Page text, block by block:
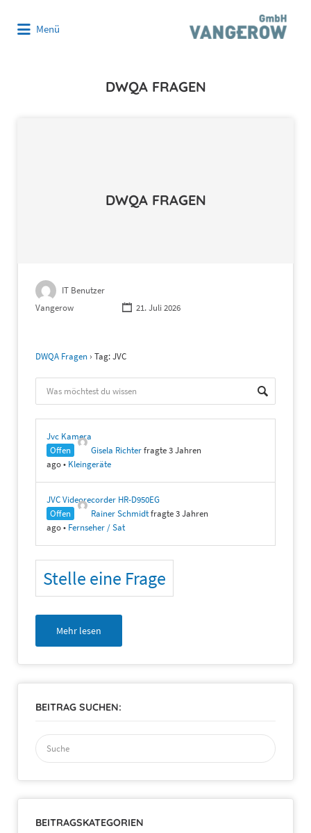
Menü
DWQA FRAGEN
DWQA FRAGEN
IT Benutzer
Vangerow
21. Juli 2026
DWQA Fragen › Tag: JVC
Jvc Kamera
Offen
Gisela Richterfragte 3 Jahren
ago• Kleingeräte
JVC Videorecorder HR-D950EG
Offen
Rainer Schmidtfragte 3 Jahren
ago• Fernseher / Sat
Stelle eine Frage
Mehr lesen
BEITRAG SUCHEN:
Suchen
nach:
BEITRAGSKATEGORIEN